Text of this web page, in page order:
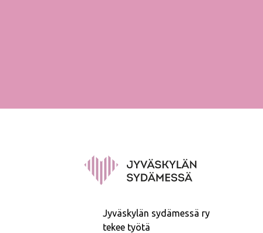
Jyväskylän sydämessä ry
tekee työtä